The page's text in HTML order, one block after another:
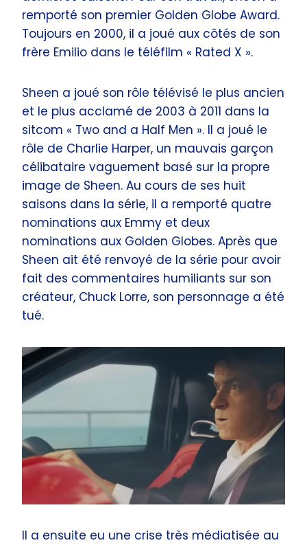
remporté son premier Golden Globe Award.
Toujours en 2000, il a joué aux côtés de son
frère Emilio dans le téléfilm « Rated X ».
Sheen a joué son rôle télévisé le plus ancien
et le plus acclamé de 2003 à 2011 dans la
sitcom « Two and a Half Men ». Il a joué le
rôle de Charlie Harper, un mauvais garçon
célibataire vaguement basé sur la propre
image de Sheen. Au cours de ses huit
saisons dans la série, il a remporté quatre
nominations aux Emmy et deux
nominations aux Golden Globes. Après que
Sheen ait été renvoyé de la série pour avoir
fait des commentaires humiliants sur son
créateur, Chuck Lorre, son personnage a été
tué.
Il a ensuite eu une crise très médiatisée au